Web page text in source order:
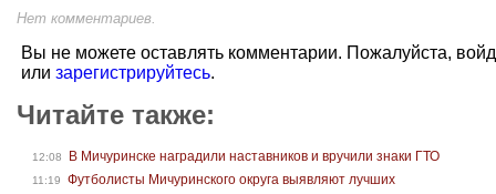
Нет комментариев.
Вы не можете оставлять комментарии. Пожалуйста,
или зарегистрируйтесь.
Читайте также:
12:08 В Мичуринске наградили наставников и вручили знаки ГТО
11:19 Футболисты Мичуринского округа выявляют лучших